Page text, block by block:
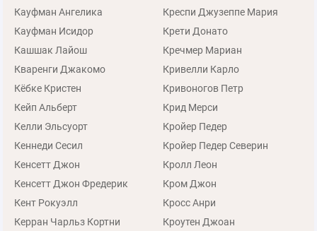
Кауфман Ангелика
Кауфман Исидор
Кашшак Лайош
Кваренги Джакомо
Кёбке Кристен
Кейп Альберт
Келли Эльсуорт
Кеннеди Сесил
Кенсетт Джон
Кенсетт Джон Фредерик
Кент Рокуэлл
Керран Чарльз Кортни
Креспи Джузеппе Мария
Крети Донато
Кречмер Мариан
Кривелли Карло
Кривоногов Петр
Крид Мерси
Кройер Педер
Кройер Педер Северин
Кролл Леон
Кром Джон
Кросс Анри
Кроутен Джоан